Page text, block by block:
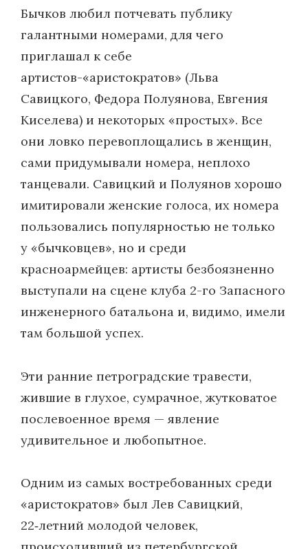
Бычков любил потчевать публику
галантными номерами, для чего
приглашал к себе
артистов-«аристократов» (Льва
Савицкого, Федора Полуянова, Евгения
Киселева) и некоторых «простых». Все
они ловко перевоплощались в женщин,
сами придумывали номера, неплохо
танцевали. Савицкий и Полуянов хорошо
имитировали женские голоса, их номера
пользовались популярностью не только
у «бычковцев», но и среди
красноармейцев: артисты безбоязненно
выступали на сцене клуба 2-го Запасного
инженерного батальона и, видимо, имели
там большой успех.
Эти ранние петроградские травести,
жившие в глухое, сумрачное, жутковатое
послевоенное время — явление
удивительное и любопытное.
Одним из самых востребованных среди
«аристократов» был Лев Савицкий,
22‑летний молодой человек,